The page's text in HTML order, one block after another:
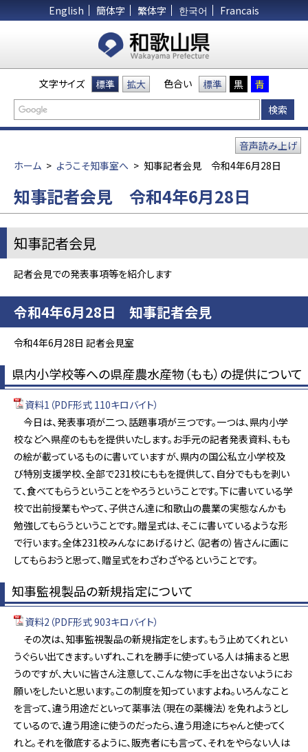
English 簡体字 繁体字 한국어 Francais
文字サイズ 標準 拡大 色合い 標準 黒 青
ホーム > ようこそ知事室へ > 知事記者会見 令和4年6月28日
音声読み上げ
知事記者会見 令和4年6月28日
知事記者会見
記者会見での発表事項等を紹介します
令和4年6月28日 知事記者会見
令和4年6月28日 記者会見室
県内小学校等への県産農水産物（もも）の提供について
資料1（PDF形式 110キロバイト）
今日は、発表事項が二つ、話題事項が三つです。一つは、県内小学
校などへ県産のももを提供いたします。お手元の記者発表資料、もも
の絵が載っているものに書いていますが、県内の国公私立小学校及
び特別支援学校、全部で231校にももを提供して、自分でももを剥い
て、食べてもらうということをやろうということです。下に書いている学
校で出前授業もやって、子供さん達に和歌山の農業の実態なんかも
勉強してもらうということです。贈呈式は、そこに書いているような形
で行います。全体231校みんなにあげるけど、（記者の）皆さんに画に
してもらおうと思って、贈呈式をわざわざやるということです。
知事監視製品の新規指定について
資料2（PDF形式 903キロバイト）
その次は、知事監視製品の新規指定をします。もう止めてくれとい
うぐらい出てきます。いずれ、これを勝手に使っている人は捕まると思
うのですが、大いに皆さん注意して、こんな物に手を出さないようにお
願いをしたいと思います。この制度を知っていますよね。いろんなこと
を言って、違う用途だといって薬事法（現在の薬機法）を免れようとし
ているので、違う用途に使うのだったら、違う用途にちゃんと使ってく
れと。それを徹底するように、販売者にも言って、それをやらない人は